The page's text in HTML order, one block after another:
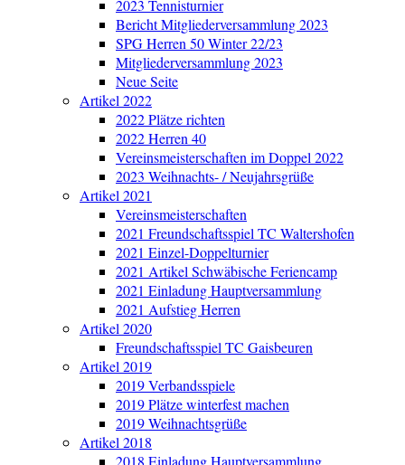
2023 Tennisturnier
Bericht Mitgliederversammlung 2023
SPG Herren 50 Winter 22/23
Mitgliederversammlung 2023
Neue Seite
Artikel 2022
2022 Plätze richten
2022 Herren 40
Vereinsmeisterschaften im Doppel 2022
2023 Weihnachts- / Neujahrsgrüße
Artikel 2021
Vereinsmeisterschaften
2021 Freundschaftsspiel TC Waltershofen
2021 Einzel-Doppelturnier
2021 Artikel Schwäbische Feriencamp
2021 Einladung Hauptversammlung
2021 Aufstieg Herren
Artikel 2020
Freundschaftsspiel TC Gaisbeuren
Artikel 2019
2019 Verbandsspiele
2019 Plätze winterfest machen
2019 Weihnachtsgrüße
Artikel 2018
2018 Einladung Hauptversammlung